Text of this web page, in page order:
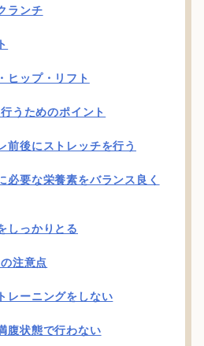
ランチ
ヒップ・リフト
うためのポイント
後にストレッチを行う
要な栄養素をバランス良く
っかりとる
注意点
ーニングをしない
状態で行わない